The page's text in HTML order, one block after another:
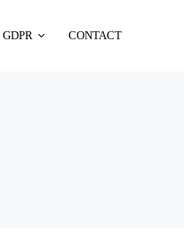
GDPR CONTACT